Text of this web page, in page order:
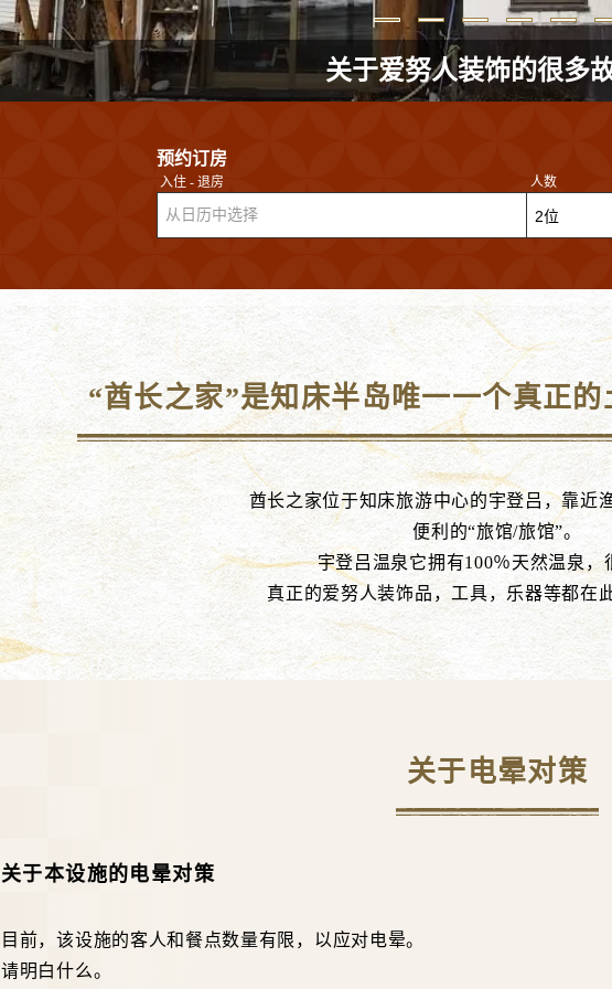
关于爱努人装饰的很多
预约订房
入住 - 退房
从日历中选择
人数
“酋长之家”是知床半岛唯一一个真正
酋长之家位于知床旅游中心的宇登吕，靠近
便利的“旅馆/旅馆”。
宇登吕温泉它拥有100％天然温泉，
真正的爱努人装饰品，工具，乐器等都在
关于电晕对策
关于本设施的电晕对策
目前，该设施的客人和餐点数量有限，以应对电晕。
请明白什么。